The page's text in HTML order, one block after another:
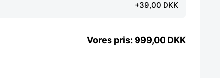
+39,00 DKK
999,00 DKK